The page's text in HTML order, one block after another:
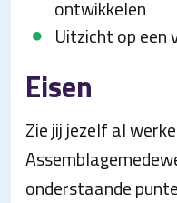
ontwikkelen
Uitzicht op een
Eisen
Zie jij jezelf al
onderstaande